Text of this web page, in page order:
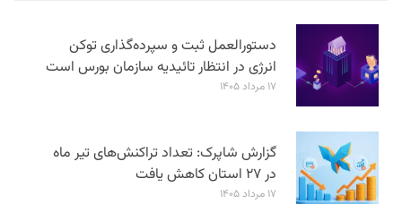
دستورالعمل ثبت و سپرده‌گذاری توکن
انرژی در انتظار تائیدیه سازمان بورس است
۱۷ مرداد ۱۴۰۵
گزارش شاپرک: تعداد تراکنش‌های تیر ماه
در ۲۷ استان‌ کاهش یافت
۱۷ مرداد ۱۴۰۵